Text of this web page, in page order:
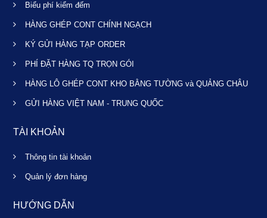
Biểu phí kiểm đếm
HÀNG GHÉP CONT CHÍNH NGẠCH
KÝ GỬI HÀNG TẠP ORDER
PHÍ ĐẶT HÀNG TQ TRỌN GÓI
HÀNG LÔ GHÉP CONT KHO BẰNG TƯỜNG và QUẢNG CHÂU
GỬI HÀNG VIỆT NAM - TRUNG QUỐC
TÀI KHOẢN
Thông tin tài khoản
Quản lý đơn hàng
HƯỚNG DẪN